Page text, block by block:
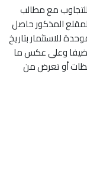
مع مطالب
المذكور حاصل
للاستثمار بتاريخ
مضيفا وعلى عكس ما
أو تعرض من